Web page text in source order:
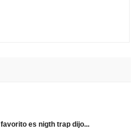
es nigth trap dijo...